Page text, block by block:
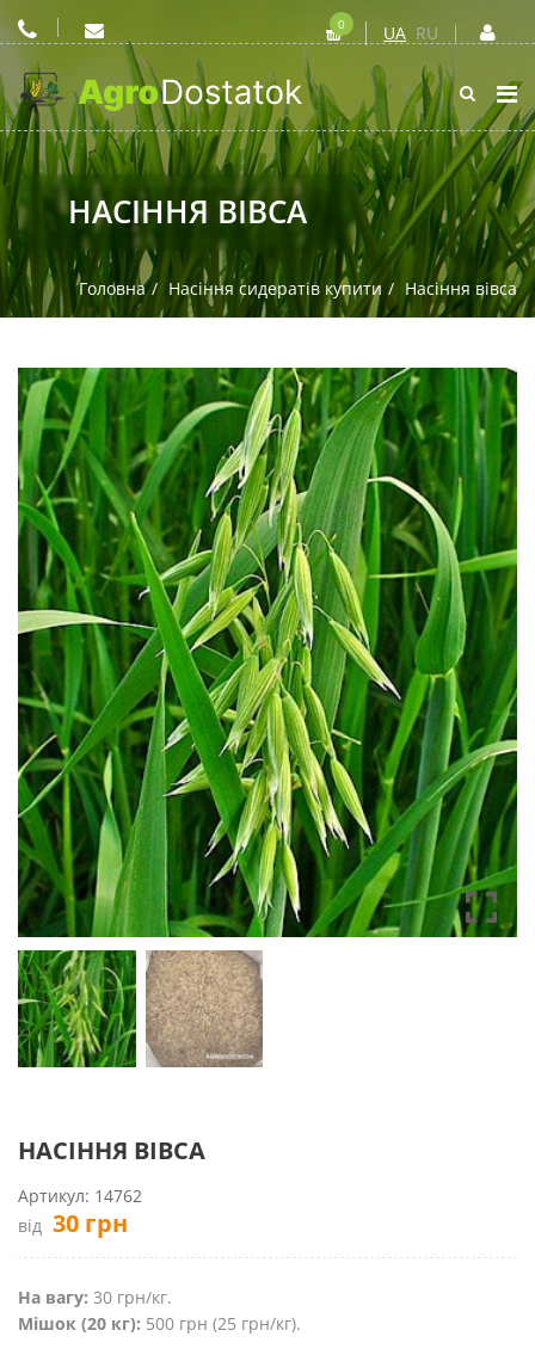
UA RU
0
НАСІННЯ ВІВСА
Головна Насіння сидератів купити Насіння вівса
НАСІННЯ ВІВСА
Артикул: 14762
від 30 грн
На вагу: 30 грн/кг.
Мішок (20 кг): 500 грн (25 грн/кг).